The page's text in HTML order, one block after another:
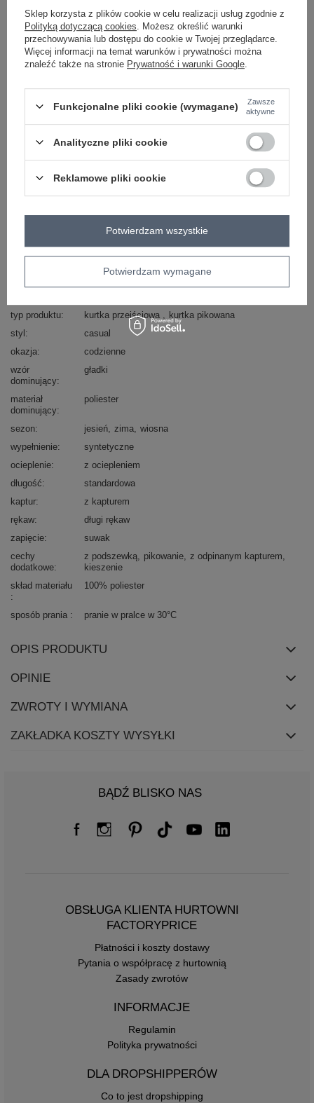
ecru
XL 5906694043222 -
ZALOGUJ SIĘ I ZOBACZ CENĘ
Zadzwoń+48 601 547 740 Zadaj pytanie
skład materiału : 100% poliester
sposób prania : pranie w pralce w 30°C
Kod produktu
MBM-KR-2519.21
typ produktu
kurtka przejściowa
kurtka pikowana
styl
casual
okazja
codzienne
wzór
dominujący
gładki
materiał
dominujący
poliester
sezon jesień zima wiosna
wypełnienie
syntetyczne
ocieplenie
z ociepleniem
długość
standardowa
kaptur
z kapturem
rękaw
długi rękaw
zapięcie
suwak
cechy
dodatkowe
z podszewką pikowanie
z odpinanym kapturem
kieszenie
skład materiału
100% poliester
sposób prania pranie w pralce w 30°C
OPIS PRODUKTU
OPINIE
ZWROTY I WYMIANA
ZAKŁADKA KOSZTY WYSYŁKI
BĄDŹ BLISKO NAS
OBSŁUGA KLIENTA HURTOWNI
FACTORYPRICE
Płatności i koszty dostawy
Pytania o współpracę z hurtownią
Zasady zwrotów
INFORMACJE
Regulamin
Polityka prywatności
DLA DROPSHIPPERÓW
Co to jest dropshipping
Sklep korzysta z plików cookie w celu realizacji usług zgodnie z
Polityką dotyczącą cookies . Możesz określić warunki
przechowywania lub dostępu do cookie w Twojej przeglądarce.
Więcej informacji na temat warunków i prywatności można
znaleźć także na stronie Prywatność i warunki Google
Funkcjonalne pliki cookie (wymagane)
Zawsze
aktywne
Analityczne pliki cookie
Reklamowe pliki cookie
Potwierdzam wymagane
Potwierdzam wszystkie